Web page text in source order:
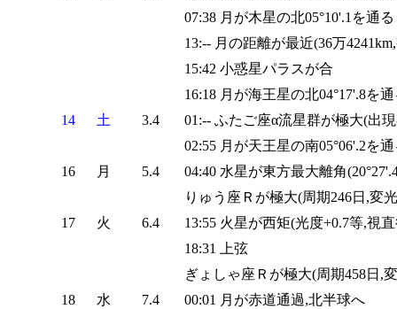
07:38 月が木星の北05°10'.1を通る
13:-- 月の距離が最近(36万
15:42 小惑星パラスが合
16:18 月が海王星の北04°17'.8を
14
土 3.4
01:-- ふたご座α流星群が極大(出
02:55 月が天王星の南05°06'.2を
16
月 5.4
04:40 水星が東方最大離角
りゅう座Ｒが極大(周期246日,変
17
火 6.4
13:55 火星が西矩(光度+0.7等,視直
18:31 上弦
ぎょしゃ座Ｒが極大(周期458日,
18
水 7.4
00:01 月が赤道通過,北半球へ